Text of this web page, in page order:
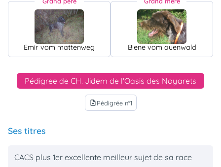
Emir vom mattenweg Biene vom auenwald
Pédigree de CH. Jidem de l'Oasis des Noyarets
upload_file Pédigrée n°1
Ses titres
CACS plus 1er excellente meilleur sujet de sa race